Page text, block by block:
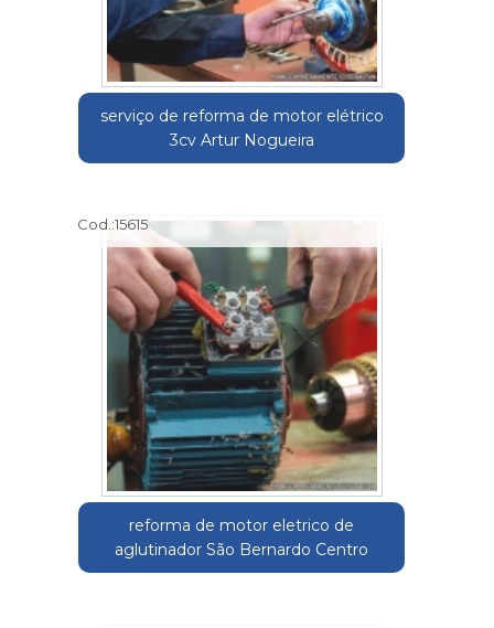
serviço de reforma de motor elétrico
3cv Artur Nogueira
Cod.:15615
reforma de motor eletrico de
aglutinador São Bernardo Centro